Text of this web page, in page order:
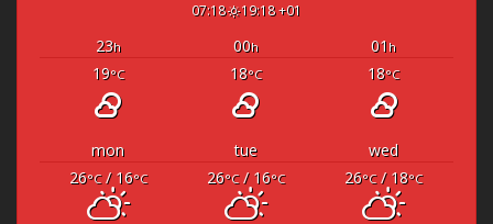
07:18 19:18 +01
23h 00h 01 h
19°C 18°C 18°C
mon tue
wed
26°C/ 16°C 26°C/ 16°C 26°C/ 18°C